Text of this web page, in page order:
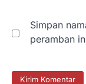
Simpan
peramban